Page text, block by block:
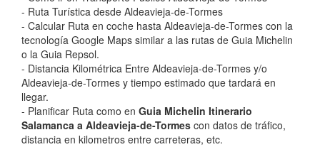
- Ruta Turística desde Aldeavieja-de-Tormes
- Calcular Ruta en coche hasta Aldeavieja-de-Tormes con la
tecnología Google Maps similar a las rutas de Guia Michelin
o la Guia Repsol.
- Distancia Kilométrica Entre Aldeavieja-de-Tormes y/o
Aldeavieja-de-Tormes y tiempo estimado que tardará en
llegar.
- Planificar Ruta como en Guia Michelin Itinerario
Salamanca a Aldeavieja-de-Tormes con datos de tráfico,
distancia en kilometros entre carreteras, etc.